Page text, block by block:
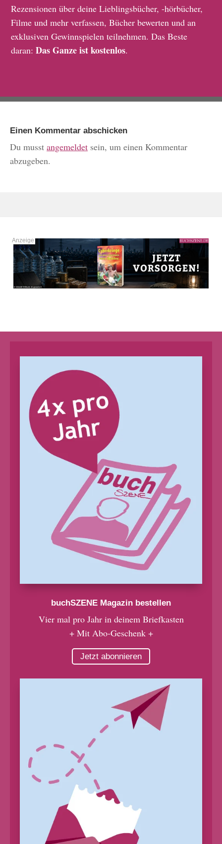
Rezensionen über deine Lieblingsbücher, -hörbücher,
Filme und mehr verfassen, Bücher bewerten und an
exklusiven Gewinnspielen teilnehmen. Das Beste
daran:Das Ganze ist kostenlos.
Einen Kommentar abschicken
Du musst angemeldet sein, um einen Kommentar
abzugeben.
buchSZENE Magazin bestellen
Vier mal pro Jahr in deinem Briefkasten
+ Mit Abo-Geschenk +
Jetzt abonnieren